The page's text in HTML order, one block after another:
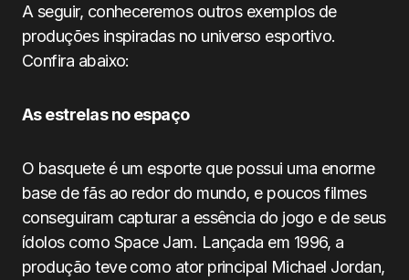
A seguir, conheceremos outros exemplos de
produções inspiradas no universo esportivo.
Confira abaixo:
As estrelas no espaço
O basquete é um esporte que possui uma enorme
base de fãs ao redor do mundo, e poucos filmes
conseguiram capturar a essência do jogo e de seus
ídolos como Space Jam. Lançada em 1996, a
produção teve como ator principal Michael Jordan,